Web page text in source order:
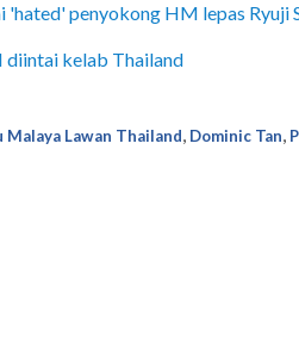
'hated' penyokong HM lepas Ryuji
kelab Thailand
Malaya Lawan Thailand, Dominic Tan,